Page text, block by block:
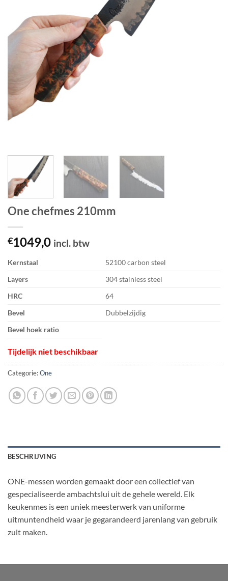
One chefmes 210mm
€1049,0 incl. btw
Kernstaal
52100 carbon steel
Layers
304 stainless steel
HRC
64
Bevel
Dubbelzijdig
Bevel hoek ratio
Tijdelijk niet beschikbaar
Categorie:One
BESCHRIJVING
ONE-messen worden gemaakt door een collectief van
gespecialiseerde ambachtslui uit de gehele wereld. Elk
keukenmes is een uniek meesterwerk van uniforme
uitmuntendheid waar je gegarandeerd jarenlang van gebruik
zult maken.